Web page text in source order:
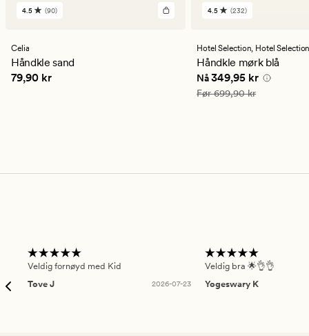
90
en
gjennomsnittlig
vurdering
på
4.5 (90)
Celia
Håndkle sand
Pris 79,90 kr
79,90 kr
232
en
gjennomsnittlig
vurdering
på
4.5
4.5 (232)
Hotel Selection, Hotel
Håndkle mørk blå
Nåværende pris
Nå349,95 kr
Vanlig pris 699,90 kr
Før699,90 kr
Veldig fornøyd med Kid
Tove J
2026-07-23
Veldig bra 🌟👌👌
Yogeswary K